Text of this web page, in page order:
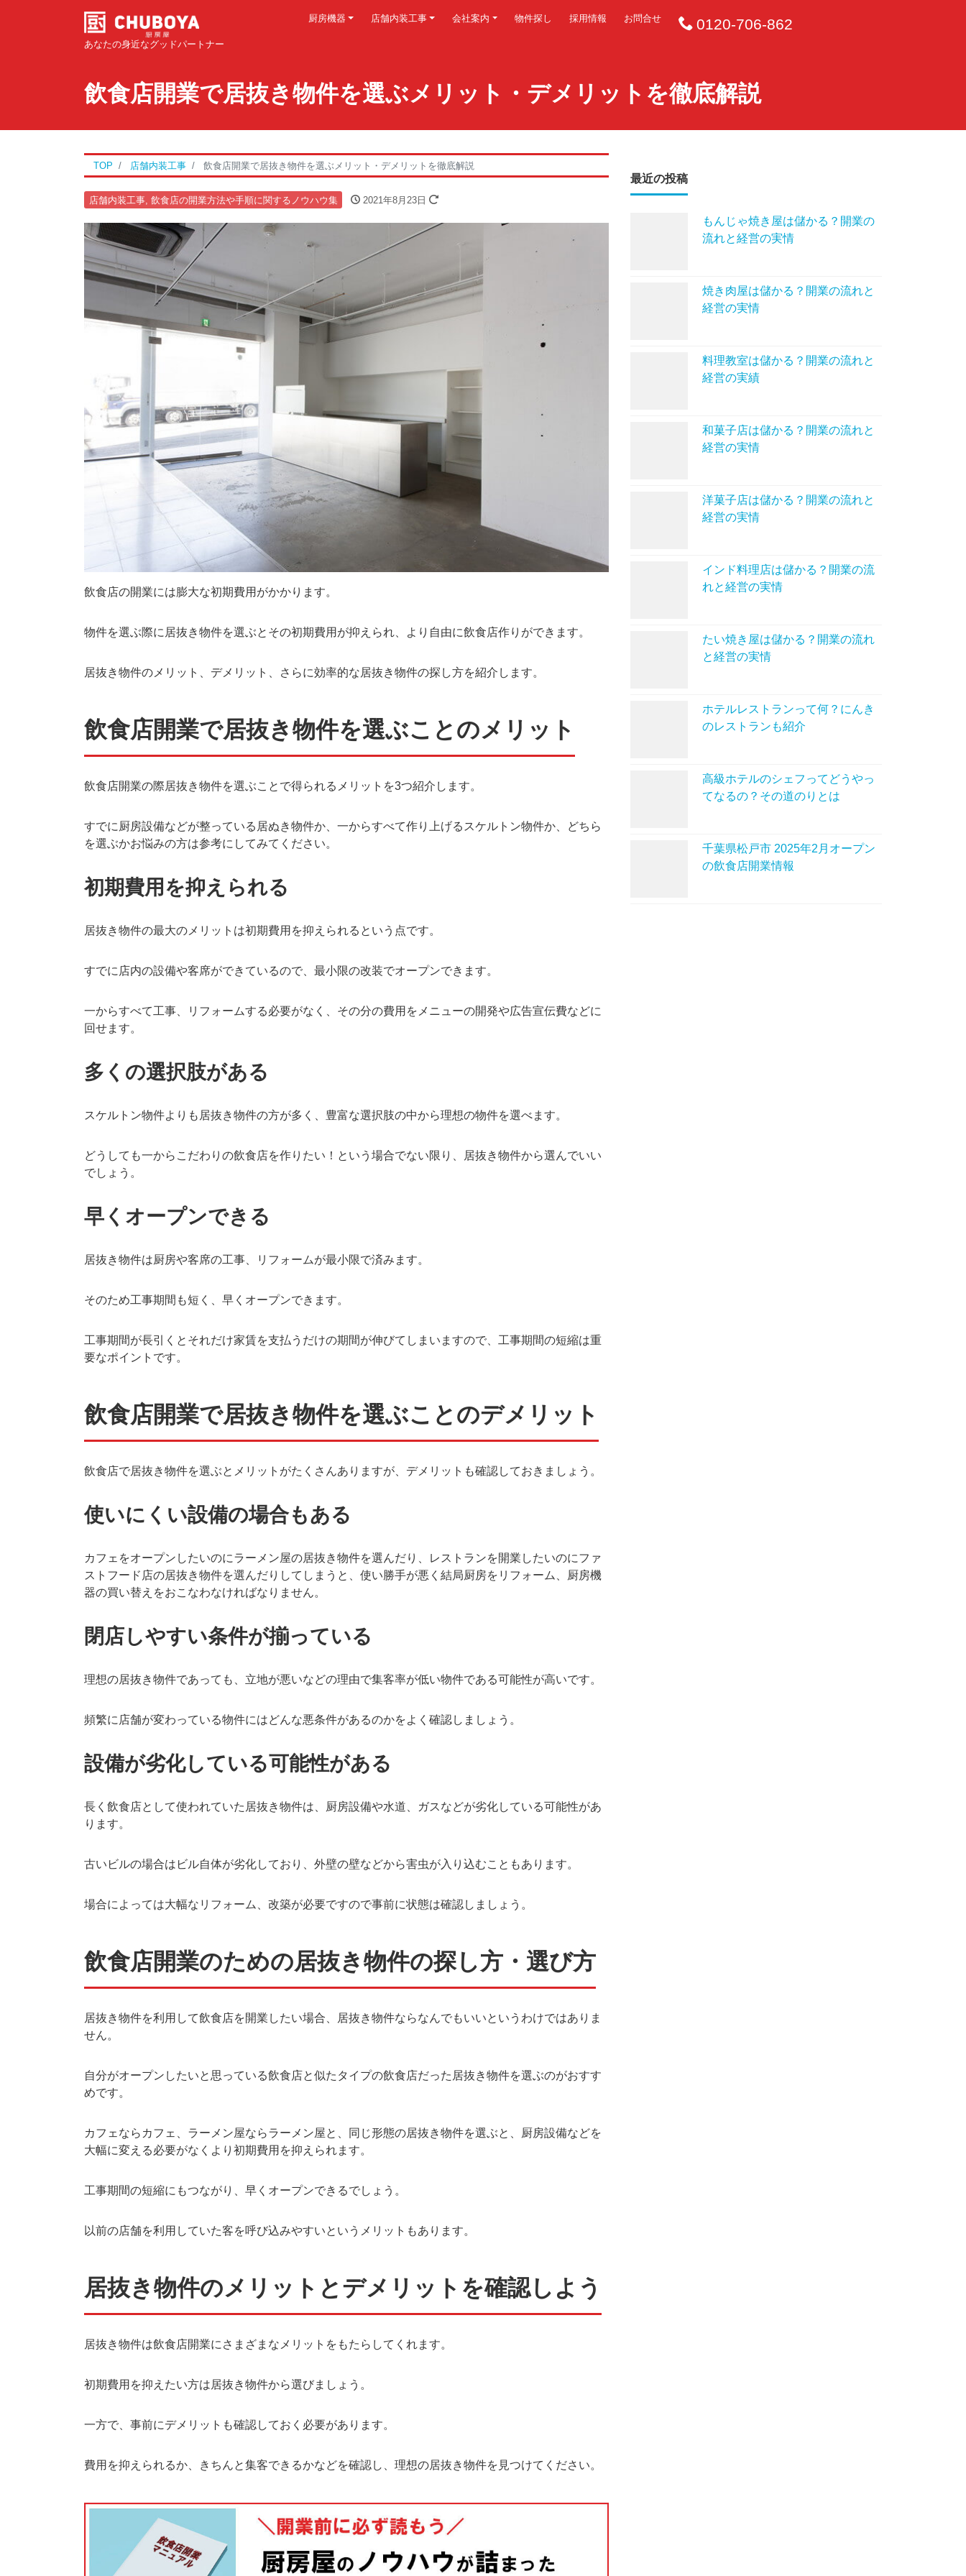
あなたの身近なグッドパートナー
厨房機器 店舗内装工事 会社案内 物件探し 採用情報 お問合せ 0120-706-862
飲食店開業で居抜き物件を選ぶメリット・デメリットを徹底解説
TOP 店舗内装工事 飲食店開業で居抜き物件を選ぶメリット・デメリットを徹底解説
店舗内装工事, 飲食店の開業方法や手順に関するノウハウ集 2021年8月23日
飲食店の開業には膨大な初期費用がかかります。
物件を選ぶ際に居抜き物件を選ぶとその初期費用が抑えられ、より自由に飲食店作りができます。
居抜き物件のメリット、デメリット、さらに効率的な居抜き物件の探し方を紹介します。
飲食店開業で居抜き物件を選ぶことのメリット
飲食店開業の際居抜き物件を選ぶことで得られるメリットを3つ紹介します。
すでに厨房設備などが整っている居ぬき物件か、一からすべて作り上げるスケルトン物件か、どちら
を選ぶかお悩みの方は参考にしてみてください。
初期費用を抑えられる
居抜き物件の最大のメリットは初期費用を抑えられるという点です。
すでに店内の設備や客席ができているので、最小限の改装でオープンできます。
一からすべて工事、リフォームする必要がなく、その分の費用をメニューの開発や広告宣伝費などに
回せます。
多くの選択肢がある
スケルトン物件よりも居抜き物件の方が多く、豊富な選択肢の中から理想の物件を選べます。
どうしても一からこだわりの飲食店を作りたい！という場合でない限り、居抜き物件から選んでいい
でしょう。
早くオープンできる
居抜き物件は厨房や客席の工事、リフォームが最小限で済みます。
そのため工事期間も短く、早くオープンできます。
工事期間が長引くとそれだけ家賃を支払うだけの期間が伸びてしまいますので、工事期間の短縮は重
要なポイントです。
飲食店開業で居抜き物件を選ぶことのデメリット
飲食店で居抜き物件を選ぶとメリットがたくさんありますが、デメリットも確認しておきましょう。
使いにくい設備の場合もある
カフェをオープンしたいのにラーメン屋の居抜き物件を選んだり、レストランを開業したいのにファ
ストフード店の居抜き物件を選んだりしてしまうと、使い勝手が悪く結局厨房をリフォーム、厨房機
器の買い替えをおこなわなければなりません。
閉店しやすい条件が揃っている
理想の居抜き物件であっても、立地が悪いなどの理由で集客率が低い物件である可能性が高いです。
頻繁に店舗が変わっている物件にはどんな悪条件があるのかをよく確認しましょう。
設備が劣化している可能性がある
長く飲食店として使われていた居抜き物件は、厨房設備や水道、ガスなどが劣化している可能性があ
ります。
古いビルの場合はビル自体が劣化しており、外壁の壁などから害虫が入り込むこともあります。
場合によっては大幅なリフォーム、改築が必要ですので事前に状態は確認しましょう。
飲食店開業のための居抜き物件の探し方・選び方
居抜き物件を利用して飲食店を開業したい場合、居抜き物件ならなんでもいいというわけではありま
せん。
自分がオープンしたいと思っている飲食店と似たタイプの飲食店だった居抜き物件を選ぶのがおすす
めです。
カフェならカフェ、ラーメン屋ならラーメン屋と、同じ形態の居抜き物件を選ぶと、厨房設備などを
大幅に変える必要がなくより初期費用を抑えられます。
工事期間の短縮にもつながり、早くオープンできるでしょう。
以前の店舗を利用していた客を呼び込みやすいというメリットもあります。
居抜き物件のメリットとデメリットを確認しよう
居抜き物件は飲食店開業にさまざまなメリットをもたらしてくれます。
初期費用を抑えたい方は居抜き物件から選びましょう。
一方で、事前にデメリットも確認しておく必要があります。
費用を抑えられるか、きちんと集客できるかなどを確認し、理想の居抜き物件を見つけてください。
最近の投稿
もんじゃ焼き屋は儲かる？開業の
流れと経営の実情
焼き肉屋は儲かる？開業の流れと
経営の実情
料理教室は儲かる？開業の流れと
経営の実績
和菓子店は儲かる？開業の流れと
経営の実情
洋菓子店は儲かる？開業の流れと
経営の実情
インド料理店は儲かる？開業の流
れと経営の実情
たい焼き屋は儲かる？開業の流れ
と経営の実情
ホテルレストランって何？にんき
のレストランも紹介
高級ホテルのシェフってどうやっ
てなるの？その道のりとは
千葉県松戸市 2025年2月オープン
の飲食店開業情報